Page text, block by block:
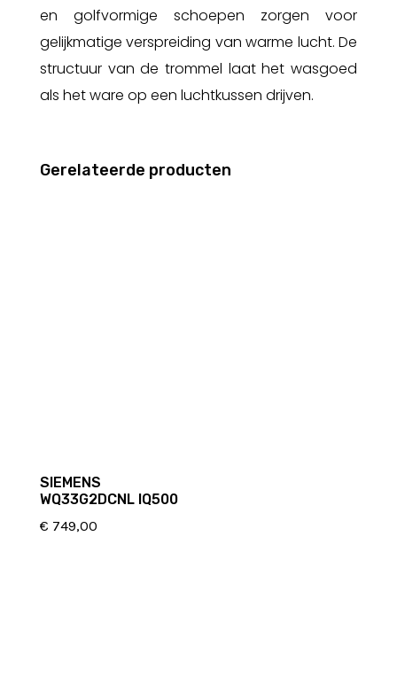
en golfvormige schoepen zorgen voor
gelijkmatige verspreiding van warme lucht. De
structuur van de trommel laat het wasgoed
als het ware op een luchtkussen drijven.
Gerelateerde producten
SIEMENS
WQ33G2DCNL IQ500
€ 749,00